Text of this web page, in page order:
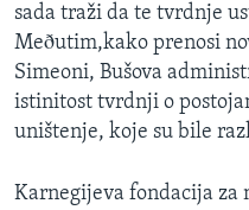
MEDICINA
KULTURA
DRUŠTVO
INTERVJU
Jezici
sada traži da te tvrdnje
Meðutim,kako prenosi
Simeoni, Bušova
istinitost tvrdnji o
uništenje, koje su bile
Karnegijeva fondacija za